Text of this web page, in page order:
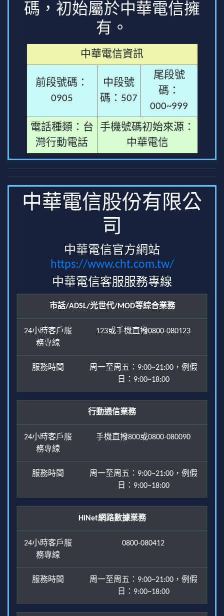
碼，初始屬於中華電信擁
有。
中華電信資訊
前段號碼：
0905
中段號
碼：507
尾段號
碼：
000~999
電話種類：台
灣行動電話
手機號碼初始來源：
中華電信
中華電信股份有限公
司
中華電信官方網站
https://www.cht.com.tw/
中華電信客服服務專線
市話/ADSL/光世代/MOD等綜合業務
24小時客戶服
務專線
123或手機直撥0800-080123
服務時間
周一至周五：9:00~21:00，例假
日：9:00~18:00
行動通信業務
24小時客戶服
務專線
手機直撥800或0800-080090
服務時間
周一至周五：9:00~21:00，例假
日：9:00~18:00
HiNet網路數據業務
24小時客戶服
務專線
0800-080412
服務時間
周一至周五：9:00~21:00，例假
日：9:00~18:00